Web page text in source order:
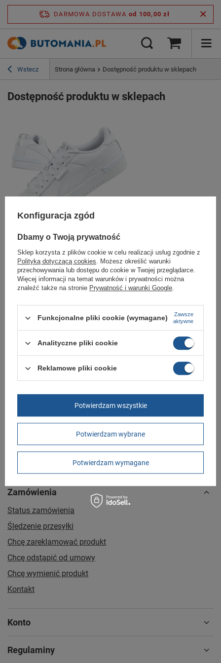
DARMOWA DOSTAWA od 100,00 zł
Wstecz Strona główna Dostępność produktu w sklepach
Dostępność produktu w sklepach
Buty sportowe Puma Jada [386401 01]
142,32 zł - 169,00 zł
Rozmiar: 36
Butomania
Dostępny
Rozmiar: 37,5
+48 789 587 767 sklep@butomania.pl
Butomania.pl,Kościuszki 27b,85-079Bydgoszcz
W sklepie prezentujemy ceny brutto (z VAT).
Stawki VAT dla konsumentów z kraju:
Zamówienia
Status zamówienia
Śledzenie przesyłki
Chcę zareklamować produkt
Chcę odstąpić od umowy
Chcę wymienić produkt
Kontakt
Konto
Regulaminy
Konfiguracja zgód
Dbamy o Twoją prywatność
Sklep korzysta z plików cookie w celu realizacji usług zgodnie z
Polityką dotyczącą cookies. Możesz określić warunki
przechowywania lub dostępu do cookie w Twojej przeglądarce.
Więcej informacji na temat warunków i prywatności można
znaleźć także na stronie Prywatność i warunki Google.
Funkcjonalne pliki cookie (wymagane)
Zawsze
aktywne
Analityczne pliki cookie
Reklamowe pliki cookie
Potwierdzam wybrane
Potwierdzam wymagane
Potwierdzam wszystkie